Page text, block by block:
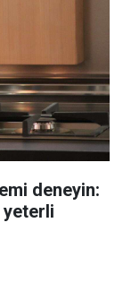
deneyin: